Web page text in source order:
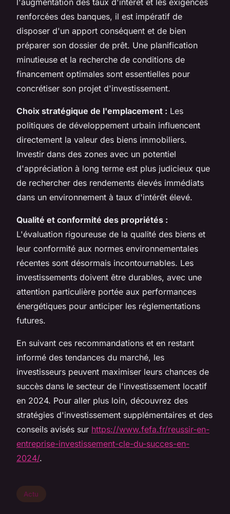
l'augmentation des taux d'intérêt et les exigences
renforcées des banques, il est impératif de
disposer d'un apport conséquent et de bien
préparer son dossier de prêt. Une planification
minutieuse et la recherche de conditions de
financement optimales sont essentielles pour
concrétiser son projet d'investissement.
Choix stratégique de l'emplacement : Les
politiques de développement urbain influencent
directement la valeur des biens immobiliers.
Investir dans des zones avec un potentiel
d'appréciation à long terme est plus judicieux que
de rechercher des rendements élevés immédiats
dans un environnement à taux d'intérêt élevé.
Qualité et conformité des propriétés :
L'évaluation rigoureuse de la qualité des biens et
leur conformité aux normes environnementales
récentes sont désormais incontournables. Les
investissements doivent être durables, avec une
attention particulière portée aux performances
énergétiques pour anticiper les réglementations
futures.
En suivant ces recommandations et en restant
informé des tendances du marché, les
investisseurs peuvent maximiser leurs chances de
succès dans le secteur de l'investissement locatif
en 2024. Pour aller plus loin, découvrez des
stratégies d'investissement supplémentaires et des
conseils avisés sur https://www.fefa.fr/reussir-en-
entreprise-investissement-cle-du-succes-en-
2024/.
Actu